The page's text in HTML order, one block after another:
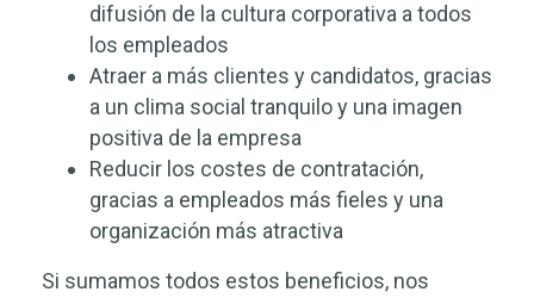
difusión de la cultura corporativa a todos
los empleados
Atraer a más clientes y candidatos, gracias
a un clima social tranquilo y una imagen
positiva de la empresa
Reducir los costes de contratación,
gracias a empleados más fieles y una
organización más atractiva
Si sumamos todos estos beneficios, nos